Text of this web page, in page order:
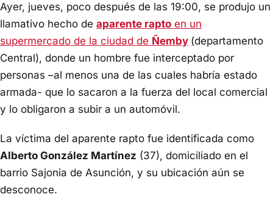
Ayer, jueves, poco después de las 19:00, se produjo un
llamativo hecho de aparente rapto en un
supermercado de la ciudad de Ñemby (departamento
Central), donde un hombre fue interceptado por
personas –al menos una de las cuales habría estado
armada- que lo sacaron a la fuerza del local comercial
y lo obligaron a subir a un automóvil.
La víctima del aparente rapto fue identificada como
Alberto González Martínez (37), domiciliado en el
barrio Sajonia de Asunción, y su ubicación aún se
desconoce.